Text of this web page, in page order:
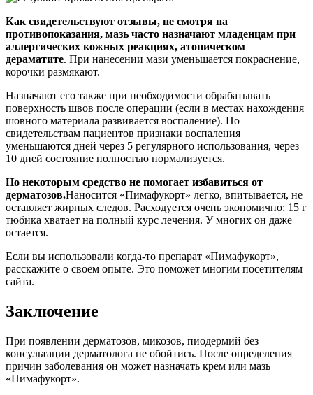
Как свидетельствуют отзывы, не смотря на
противопоказания, мазь часто назначают младенцам при
аллергических кожных реакциях, атопическом
дераматите. При нанесении мази уменьшается покраснение,
корочки размякают.
Назначают его также при необходимости обрабатывать
поверхность швов после операции (если в местах нахождения
шовного материала развивается воспаление). По
свидетельствам пациентов признаки воспаления
уменьшаются дней через 5 регулярного использования, через
10 дней состояние полностью нормализуется.
Но некоторым средство не помогает избавиться от
дерматозов.Наносится «Пимафукорт» легко, впитывается, не
оставляет жирных следов. Расходуется очень экономично: 15 г
тюбика хватает на полный курс лечения. У многих он даже
остается.
Если вы использовали когда-то препарат «Пимафукорт»,
расскажите о своем опыте. Это поможет многим посетителям
сайта.
Заключение
При появлении дерматозов, микозов, пиодермий без
консультации дерматолога не обойтись. После определения
причин заболевания он может назначать крем или мазь
«Пимафукорт».